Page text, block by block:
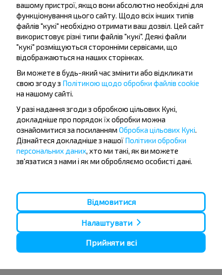
Белоозерск
Дом Торговли
Площадь
Бажаєте
подорожувати
дешевше?
Не пропусти акції, знижки та спеціальні
Підписатися
вашому пристрої, якщо вони абсолютно необхідні для
функціонування цього сайту. Щодо всіх інших типів
файлів "кукі" необхідно отримати ваш дозвіл. Цей сайт
використовує різні типи файлів "кукі". Деякі файли
"кукі" розміщуються сторонніми сервісами, що
відображаються на наших сторінках.
Ви можете в будь-який час змінити або відкликати
свою згоду з Політикою щодо обробки файлів cookie
на нашому сайті.
У разі надання згоди з обробкою цільових Кукі,
докладніше про порядок їх обробки можна
ознайомитися за посиланням Обробка цільових Кукі.
Дізнайтеся докладніше з нашої Політики обробки
персональних даних, хто ми такі, як ви можете
зв'язатися з нами і як ми обробляємо особисті дані.
Відмовитися
Налаштувати
Прийняти всі